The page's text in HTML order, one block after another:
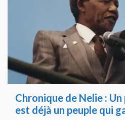
Chronique de Nelie :
est déjà un peuple qui